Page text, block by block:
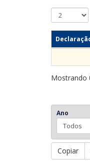
Mostrando
Ano
Copiar